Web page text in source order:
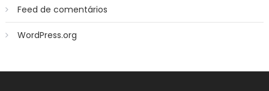
Feed de comentários
WordPress.org